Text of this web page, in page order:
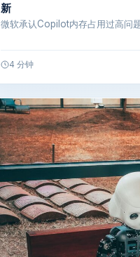
新
微软承认Copilot内存占用过高问
4 分钟